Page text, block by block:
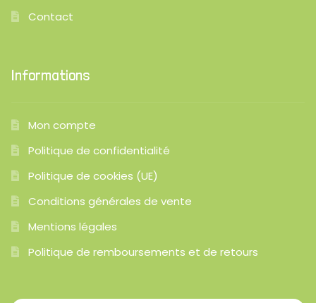
Contact
Informations
Mon compte
Politique de confidentialité
Politique de cookies (UE)
Conditions générales de vente
Mentions légales
Politique de remboursements et de retours